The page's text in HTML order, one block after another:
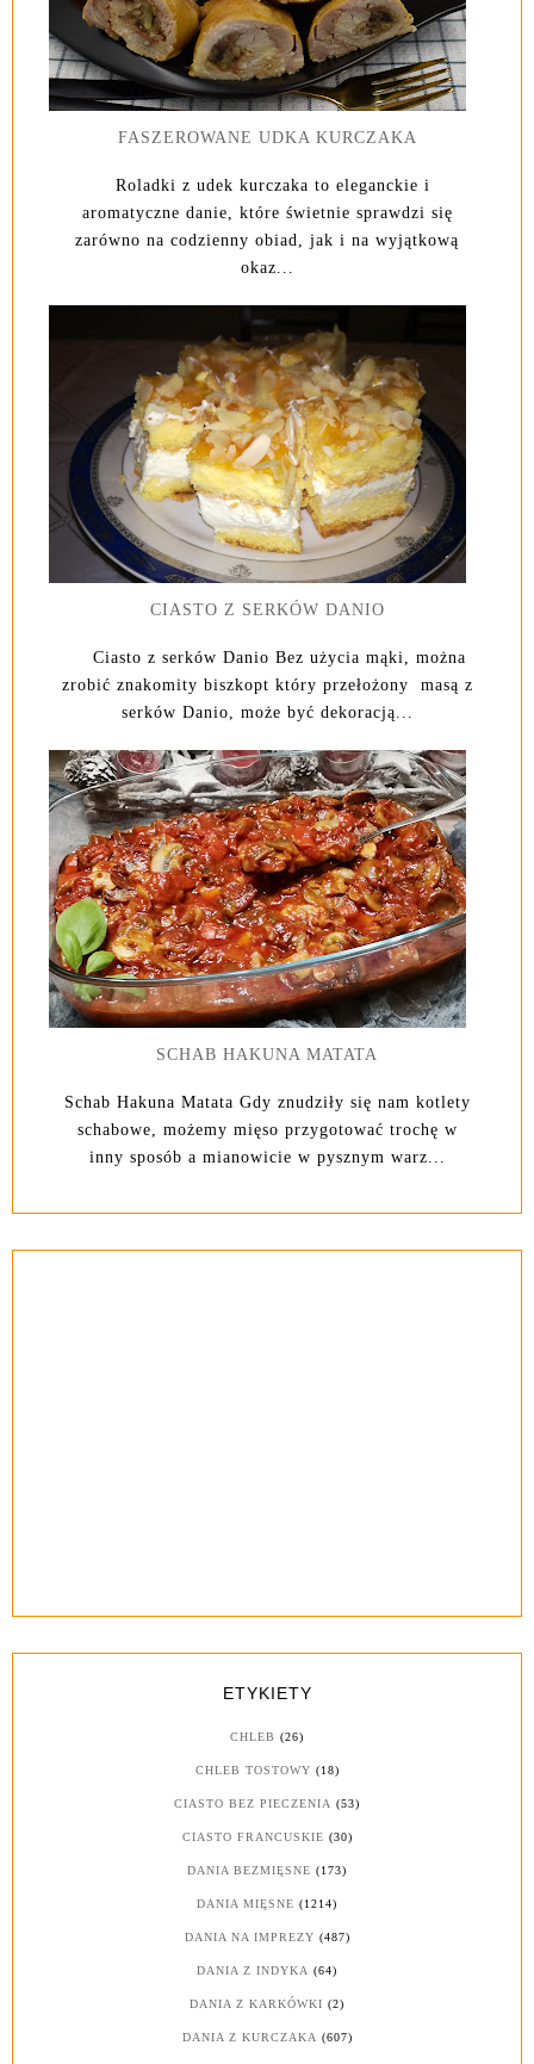
FASZEROWANE UDKA KURCZAKA
Roladki z udek kurczaka to eleganckie i
aromatyczne danie, które świetnie sprawdzi się
zarówno na codzienny obiad, jak i na wyjątkową
okaz...
CIASTO Z SERKÓW DANIO
Ciasto z serków Danio Bez użycia mąki, można
zrobić znakomity biszkopt który przełożony masą z
serków Danio, może być dekoracją...
SCHAB HAKUNA MATATA
Schab Hakuna Matata Gdy znudziły się nam kotlety
schabowe, możemy mięso przygotować trochę w
inny sposób a mianowicie w pysznym warz...
ETYKIETY
CHLEB (26)
CHLEB TOSTOWY (18)
CIASTO BEZ PIECZENIA (53)
CIASTO FRANCUSKIE (30)
DANIA BEZMIĘSNE (173)
DANIA MIĘSNE (1214)
DANIA NA IMPREZY (487)
DANIA Z INDYKA (64)
DANIA Z KARKÓWKI (2)
DANIA Z KURCZAKA (607)